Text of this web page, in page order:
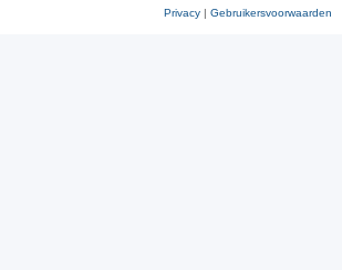
Privacy | Gebruikersvoorwaarden